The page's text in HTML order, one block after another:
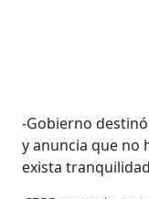
-Gobierno
y anuncia que no
exista